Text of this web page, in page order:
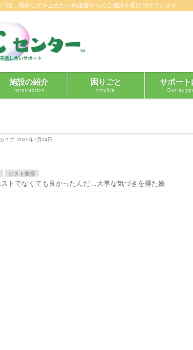
活、風俗などを止めたい保護者からのご相談を受け付けています。
施設の紹介
Introduction
困りごと
trouble
サポート
Our
イブ: 2025年7月24日
ホスト依存
トでなくても良かったんだ…大事な気づきを得た娘